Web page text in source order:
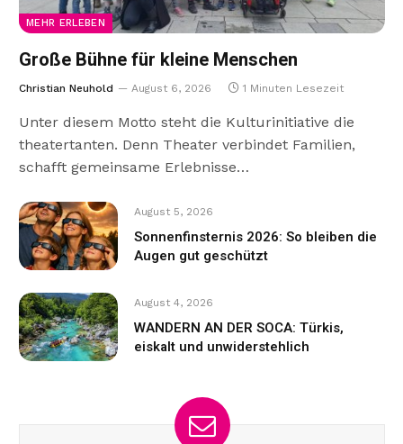
MEHR ERLEBEN
Große Bühne für kleine Menschen
Christian Neuhold August 6, 2026 1 Minuten Lesezeit
Unter diesem Motto steht die Kulturinitiative die
theatertanten. Denn Theater verbindet Familien,
schafft gemeinsame Erlebnisse…
August 5, 2026
Sonnenfinsternis 2026: So bleiben die
Augen gut geschützt
August 4, 2026
WANDERN AN DER SOCA: Türkis,
eiskalt und unwiderstehlich